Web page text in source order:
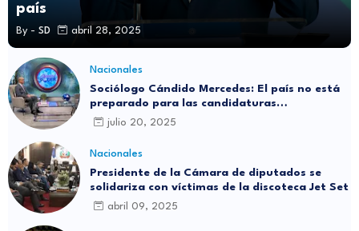
país
By - SD abril 28, 2025
Nacionales
Sociólogo Cándido Mercedes: El país no está
preparado para las candidaturas
independientes
julio 20, 2025
Nacionales
Presidente de la Cámara de diputados se
solidariza con víctimas de la discoteca Jet Set
abril 09, 2025